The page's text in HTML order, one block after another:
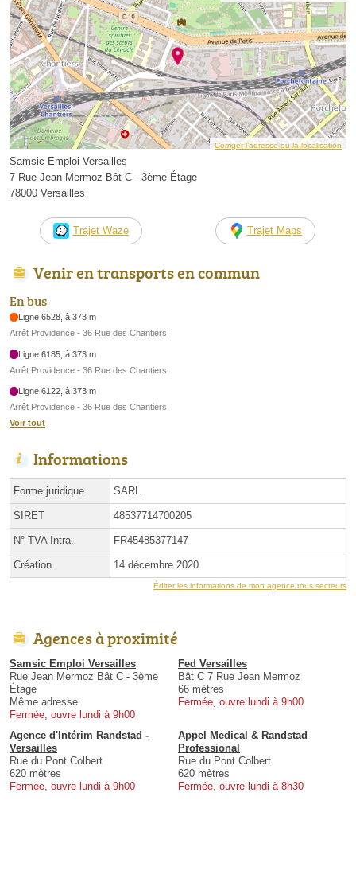
Corriger l’adresse ou la localisation
Samsic Emploi Versailles
7 Rue Jean Mermoz Bât C - 3ème Étage
78000 Versailles
Trajet Waze Trajet Maps
Venir en transports en commun
En bus
Ligne 6528, à 373 m
Arrêt Providence - 36 Rue des Chantiers
Ligne 6185, à 373 m
Arrêt Providence - 36 Rue des Chantiers
Ligne 6122, à 373 m
Arrêt Providence - 36 Rue des Chantiers
Voir tout
Informations
Forme juridique SARL
SIRET 48537714700205
N° TVA Intra. FR45485377147
Création 14 décembre 2020
Éditer les informations de mon agence tous secteurs
Agences à proximité
Samsic Emploi Versailles
Rue Jean Mermoz Bât C - 3ème
Étage
Même adresse
Fermée, ouvre lundi à 9h00
Fed Versailles
Bât C 7 Rue Jean Mermoz
66 mètres
Fermée, ouvre lundi à 9h00
Agence d'Intérim Randstad -
Versailles
Rue du Pont Colbert
620 mètres
Fermée, ouvre lundi à 9h00
Appel Medical & Randstad
Professional
Rue du Pont Colbert
620 mètres
Fermée, ouvre lundi à 8h30